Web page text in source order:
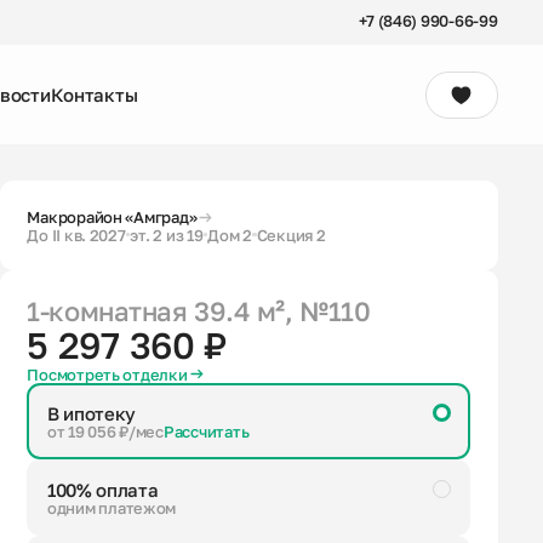
+7 (846) 990-66-99
Контакты
Макрорайон «Амград»
До II кв. 2027 эт. 2 из 19 Дом 2 Секция 2
1-комнатная 39.4 м², №110
5 297 360 ₽
Посмотреть отделки
В ипотеку
от 19 056 ₽/месРассчитать
100% оплата
одним платежом